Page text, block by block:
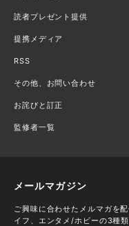
読者プレゼント提供
提携メディア
RSS
その他、お問い合わせ
お詫びと訂正
監修者一覧
メールマガジン
ご興味に合わせたメルマガを
イフ、エンタメ/ホビーの3種類